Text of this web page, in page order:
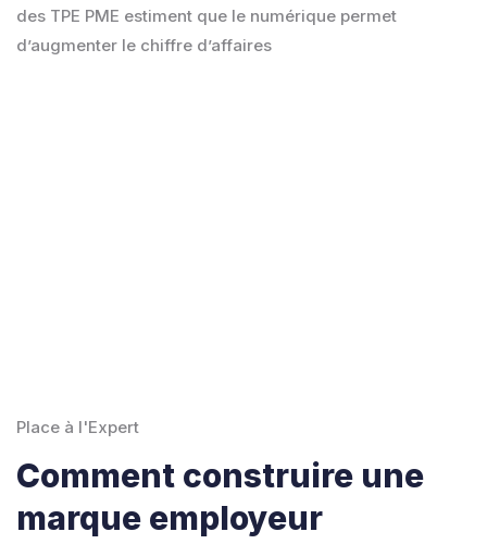
des TPE PME estiment que le numérique permet
d’augmenter le chiffre d’affaires
Place à l'Expert
Comment construire une
marque employeur